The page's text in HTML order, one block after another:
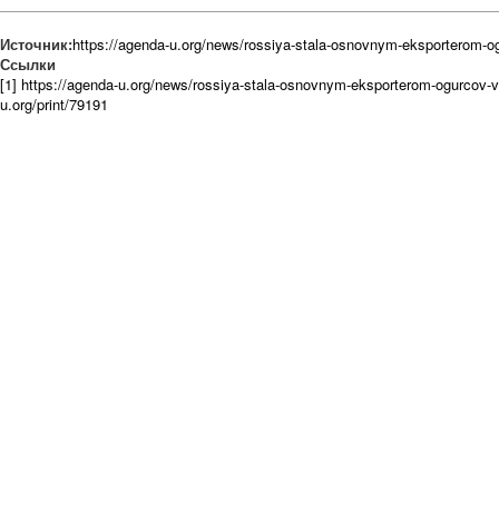
Источник:https://agenda-u.org/news/rossiya-stala-osnovnym-eksporterom-
Ссылки
[1] https://agenda-u.org/news/rossiya-stala-osnovnym-eksporterom-ogurcov-
u.org/print/79191